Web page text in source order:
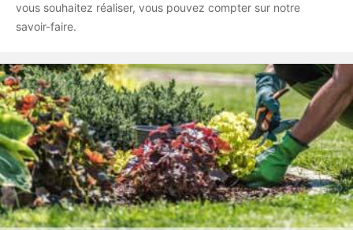
vous souhaitez réaliser, vous pouvez compter sur notre
savoir-faire.